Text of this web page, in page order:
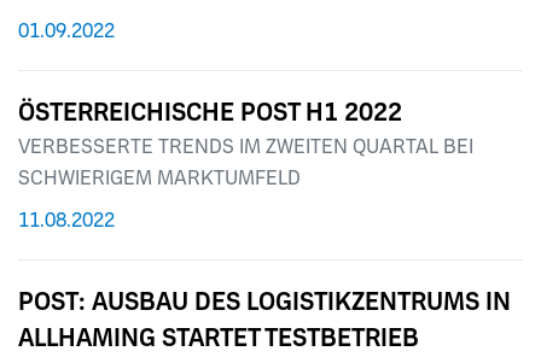
01.09.2022
ÖSTERREICHISCHE POST H1 2022
VERBESSERTE TRENDS IM ZWEITEN QUARTAL BEI
SCHWIERIGEM MARKTUMFELD
11.08.2022
POST: AUSBAU DES LOGISTIKZENTRUMS IN
ALLHAMING STARTET TESTBETRIEB